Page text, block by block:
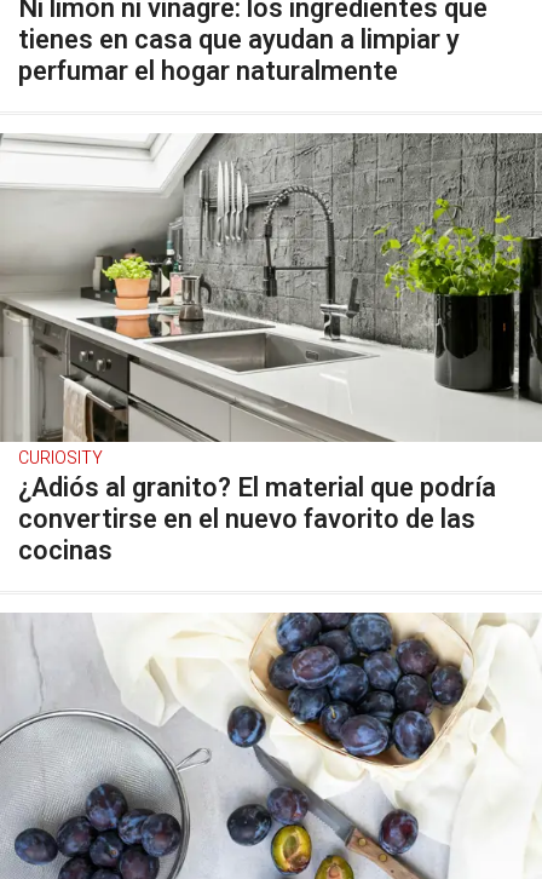
Ni limón ni vinagre: los ingredientes que
tienes en casa que ayudan a limpiar y
perfumar el hogar naturalmente
CURIOSITY
¿Adiós al granito? El material que podría
convertirse en el nuevo favorito de las
cocinas